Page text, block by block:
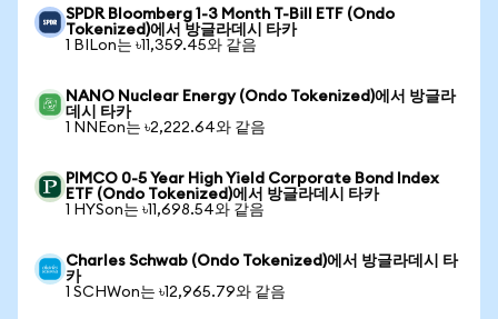
SPDR Bloomberg 1-3 Month T-Bill ETF (Ondo
Tokenized)에서 방글라데시 타카
1 BILon는 ৳11,359.45와 같음
NANO Nuclear Energy (Ondo Tokenized)에서 방글라
데시 타카
1 NNEon는 ৳2,222.64와 같음
PIMCO 0-5 Year High Yield Corporate Bond Index
ETF (Ondo Tokenized)에서 방글라데시 타카
1 HYSon는 ৳11,698.54와 같음
Charles Schwab (Ondo Tokenized)에서 방글라데시 타
카
1 SCHWon는 ৳12,965.79와 같음